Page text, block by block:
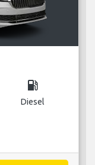
local_gas_station
Diesel